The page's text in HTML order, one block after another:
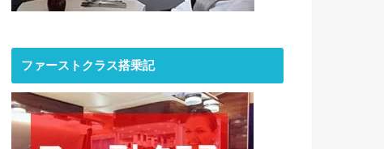
ファーストクラス搭乗記